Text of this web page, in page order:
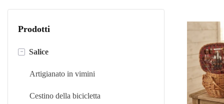
Prodotti
- Salice
Artigianato in vimini
Cestino della bicicletta